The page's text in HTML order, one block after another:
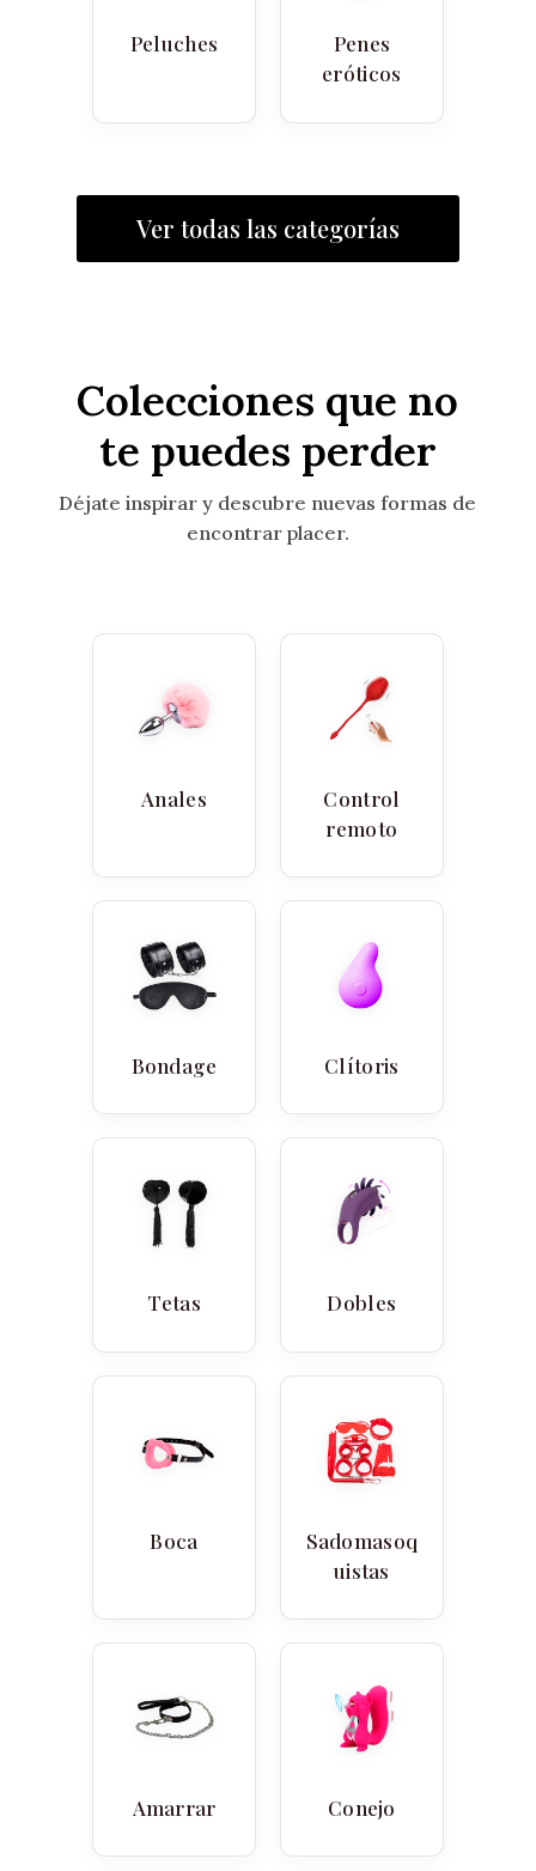
Peluches
Penes
eróticos
Ver todas las categorías
Colecciones que no
te puedes perder
Déjate inspirar y descubre nuevas formas de
encontrar placer.
Anales
Control
remoto
Bondage Clítoris
Tetas Dobles
Boca
Sadomasoq
uistas
Amarrar Conejo